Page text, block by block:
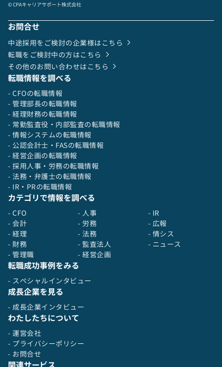
© CPAキャリアサポート株式会社
お問合せ
中途採用をご検討の企業様はこちら
転職をご検討中の方はこちら
その他のお問い合わせはこちら
転職情報を調べる
- CFOの転職情報
- 管理部長の転職情報
- 経理財務の転職情報
- 常勤監査役・内部監査の転職情報
- 情報システムの転職情報
- 公認会計士・FASの転職情報
- 経営企画の転職情報
- 採用人事・労務の転職情報
- 法務・弁護士の転職情報
- IR・PRの転職情報
カテゴリで情報を調べる
- CFO
- 会計
- 経理
- 財務
- 管理職
- 人事
- 労務
- 法務
- 監査法人
- 経営企画
- IR
- 広報
- 情シス
- ニュース
転職成功事例をみる
- スペシャルインタビュー
成長企業を見る
- 成長企業インタビュー
わたしたちについて
- 運営会社
- プライバシーポリシー
- お問合せ